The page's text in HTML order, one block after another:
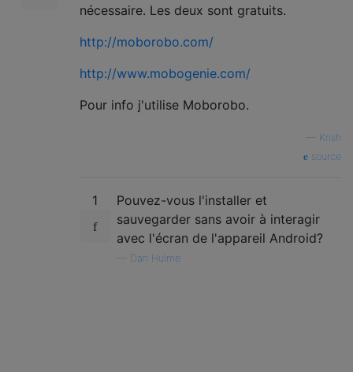
nécessaire. Les deux sont gratuits.
http://moborobo.com/
http://www.mobogenie.com/
Pour info j'utilise Moborobo.
Krish
source
1
Pouvez-vous l'installer et
sauvegarder sans avoir à interagir
avec l'écran de l'appareil Android?
Dan Hulme